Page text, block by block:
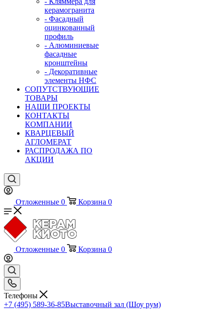
керамогранита
- Фасадный
оцинкованный
профиль
- Алюминиевые
фасадные
кронштейны
- Декоративные
элементы НФС
СОПУТСТВУЮЩИЕ
ТОВАРЫ
НАШИ ПРОЕКТЫ
КОНТАКТЫ
КОМПАНИИ
КВАРЦЕВЫЙ
АГЛОМЕРАТ
РАСПРОДАЖА ПО
АКЦИИ
Отложенные 0 Корзина 0
Отложенные 0 Корзина 0
Телефоны
+7 (495) 589-36-85Выставочный зал (Шоу рум)